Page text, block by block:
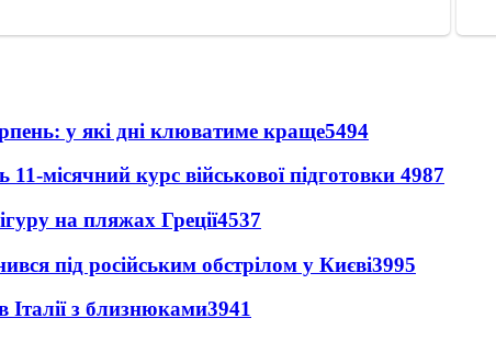
у які дні клюватиме краще5494
місячний курс військової підготовки 4987
на пляжах Греції4537
під російським обстрілом у Києві3995
Італії з близнюками3941